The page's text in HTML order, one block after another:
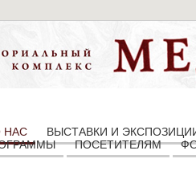
НАС ВЫСТАВКИ И
ПОСЕТИТЕЛЯМ